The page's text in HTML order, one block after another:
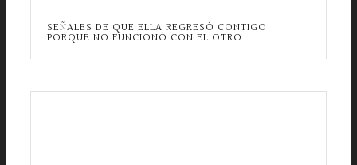
SEÑALES DE QUE ELLA REGRESÓ CONTIGO
PORQUE NO FUNCIONÓ CON EL OTRO